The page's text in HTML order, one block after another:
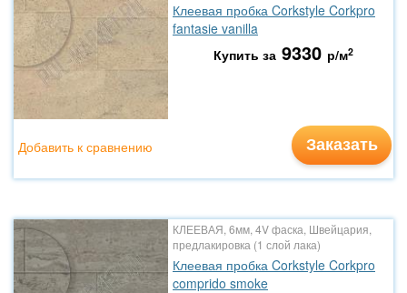
Клеевая пробка Corkstyle Corkpro
fantasie vanilla
Купить за 9330 р/м2
Заказать
Добавить к сравнению
КЛЕЕВАЯ, 6мм, 4V фаска, Швейцария,
предлакировка (1 слой лака)
Клеевая пробка Corkstyle Corkpro
comprido smoke